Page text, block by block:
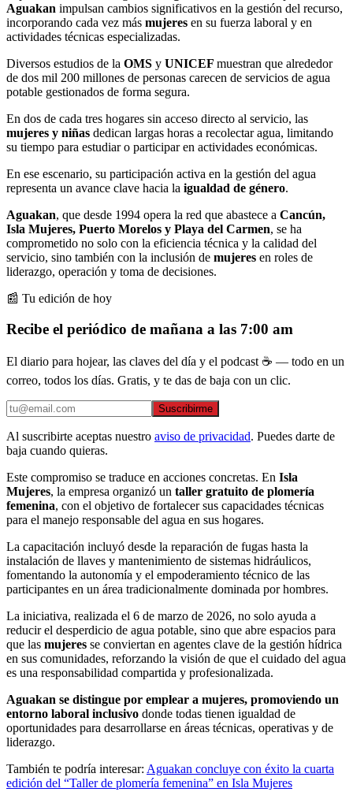
Aguakan impulsan cambios significativos en la gestión del recurso,
incorporando cada vez más mujeres en su fuerza laboral y en
actividades técnicas especializadas.
Diversos estudios de la OMS y UNICEF muestran que alrededor
de dos mil 200 millones de personas carecen de servicios de agua
potable gestionados de forma segura.
En dos de cada tres hogares sin acceso directo al servicio, las
mujeres y niñas dedican largas horas a recolectar agua, limitando
su tiempo para estudiar o participar en actividades económicas.
En ese escenario, su participación activa en la gestión del agua
representa un avance clave hacia la igualdad de género.
Aguakan, que desde 1994 opera la red que abastece a Cancún,
Isla Mujeres, Puerto Morelos y Playa del Carmen, se ha
comprometido no solo con la eficiencia técnica y la calidad del
servicio, sino también con la inclusión de mujeres en roles de
liderazgo, operación y toma de decisiones.
📰 Tu edición de hoy
Recibe el periódico de mañana a las 7:00 am
El diario para hojear, las claves del día y el podcast ☕ — todo en un
correo, todos los días. Gratis, y te das de baja con un clic.
Suscribirme
Al suscribirte aceptas nuestro aviso de privacidad. Puedes darte de
baja cuando quieras.
Este compromiso se traduce en acciones concretas. En Isla
Mujeres, la empresa organizó un taller gratuito de plomería
femenina, con el objetivo de fortalecer sus capacidades técnicas
para el manejo responsable del agua en sus hogares.
La capacitación incluyó desde la reparación de fugas hasta la
instalación de llaves y mantenimiento de sistemas hidráulicos,
fomentando la autonomía y el empoderamiento técnico de las
participantes en un área tradicionalmente dominada por hombres.
La iniciativa, realizada el 6 de marzo de 2026, no solo ayuda a
reducir el desperdicio de agua potable, sino que abre espacios para
que las mujeres se conviertan en agentes clave de la gestión hídrica
en sus comunidades, reforzando la visión de que el cuidado del agua
es una responsabilidad compartida y profesionalizada.
Aguakan se distingue por emplear a mujeres, promoviendo un
entorno laboral inclusivo donde todas tienen igualdad de
oportunidades para desarrollarse en áreas técnicas, operativas y de
liderazgo.
También te podría interesar: Aguakan concluye con éxito la cuarta
edición del “Taller de plomería femenina” en Isla Mujeres